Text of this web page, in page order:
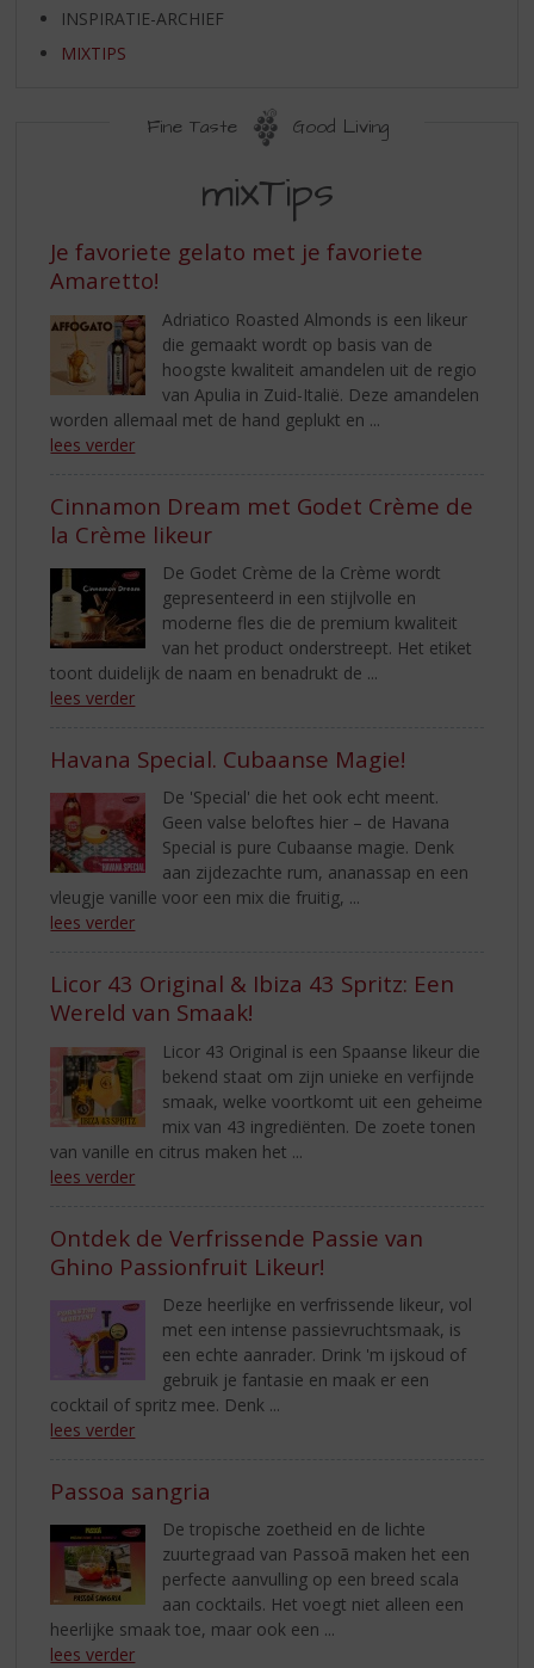
INSPIRATIE-ARCHIEF
MIXTIPS
Fine Taste Good Living
mixTips
Je favoriete gelato met je favoriete
Amaretto!
Adriatico Roasted Almonds is een likeur
die gemaakt wordt op basis van de
hoogste kwaliteit amandelen uit de regio
van Apulia in Zuid-Italië. Deze amandelen
worden allemaal met de hand geplukt en ...
lees verder
Cinnamon Dream met Godet Crème de
la Crème likeur
De Godet Crème de la Crème wordt
gepresenteerd in een stijlvolle en
moderne fles die de premium kwaliteit
van het product onderstreept. Het etiket
toont duidelijk de naam en benadrukt de ...
lees verder
Havana Special. Cubaanse Magie!
De 'Special' die het ook echt meent.
Geen valse beloftes hier – de Havana
Special is pure Cubaanse magie. Denk
aan zijdezachte rum, ananassap en een
vleugje vanille voor een mix die fruitig, ...
lees verder
Licor 43 Original & Ibiza 43 Spritz: Een
Wereld van Smaak!
Licor 43 Original is een Spaanse likeur die
bekend staat om zijn unieke en verfijnde
smaak, welke voortkomt uit een geheime
mix van 43 ingrediënten. De zoete tonen
van vanille en citrus maken het ...
lees verder
Ontdek de Verfrissende Passie van
Ghino Passionfruit Likeur!
Deze heerlijke en verfrissende likeur, vol
met een intense passievruchtsmaak, is
een echte aanrader. Drink 'm ijskoud of
gebruik je fantasie en maak er een
cocktail of spritz mee. Denk ...
lees verder
Passoa sangria
De tropische zoetheid en de lichte
zuurtegraad van Passoã maken het een
perfecte aanvulling op een breed scala
aan cocktails. Het voegt niet alleen een
heerlijke smaak toe, maar ook een ...
lees verder